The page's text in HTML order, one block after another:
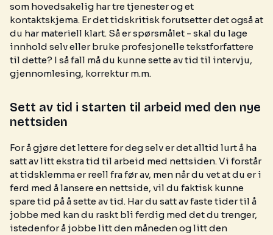
som hovedsakelig har tre tjenester og et
kontaktskjema. Er det tidskritisk forutsetter det også at
du har materiell klart. Så er spørsmålet - skal du lage
innhold selv eller bruke profesjonelle tekstforfattere
til dette? I så fall må du kunne sette av tid til intervju,
gjennomlesing, korrektur m.m.
Sett av tid i starten til arbeid med den nye
nettsiden
For å gjøre det lettere for deg selv er det alltid lurt å ha
satt av litt ekstra tid til arbeid med nettsiden. Vi forstår
at tidsklemma er reell fra før av, men når du vet at du er i
ferd med å lansere en nettside, vil du faktisk kunne
spare tid på å sette av tid. Har du satt av faste tider til å
jobbe med kan du raskt bli ferdig med det du trenger,
istedenfor å jobbe litt den måneden og litt den